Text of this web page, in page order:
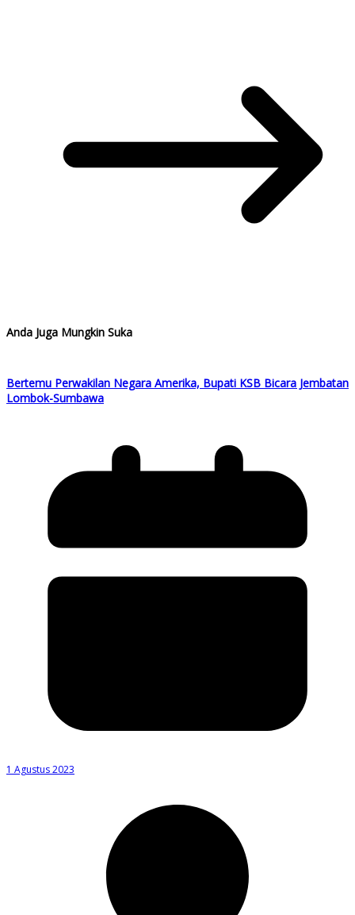
Anda Juga Mungkin Suka
Bertemu Perwakilan Negara Amerika, Bupati KSB Bicara Jembatan
Lombok-Sumbawa
1 Agustus 2023